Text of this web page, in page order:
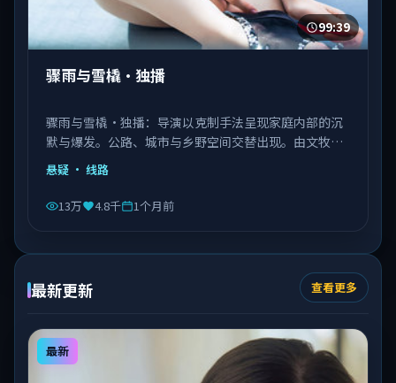
99:39
骤雨与雪橇·独播
骤雨与雪橇·独播：导演以克制手法呈现家庭内部的沉
默与爆发。公路、城市与乡野空间交替出现。由文牧野
执导，秦海璐、文淇、邓恩熙等主演，意大利出品，类
型为悬疑。
悬疑 · 线路
13万 4.8千 1个月前
最新更新 查看更多
最新